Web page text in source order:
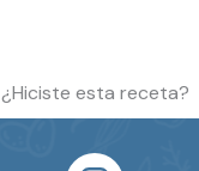
¿Hiciste esta receta?